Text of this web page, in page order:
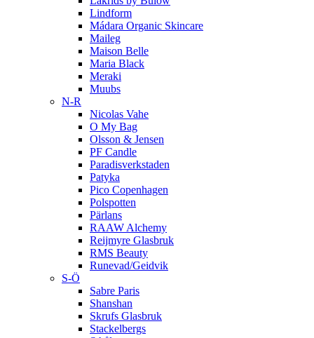
Lindform
Mádara Organic Skincare
Maileg
Maison Belle
Maria Black
Meraki
Muubs
N-R
Nicolas Vahe
O My Bag
Olsson & Jensen
PF Candle
Paradisverkstaden
Patyka
Pico Copenhagen
Polspotten
Pärlans
RAAW Alchemy
Reijmyre Glasbruk
RMS Beauty
Runevad/Geidvik
S-Ö
Sabre Paris
Shanshan
Skrufs Glasbruk
Stackelbergs